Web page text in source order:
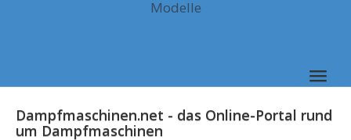
Modelle
Dampfmaschinen.net - das Online-Portal rund
um Dampfmaschinen